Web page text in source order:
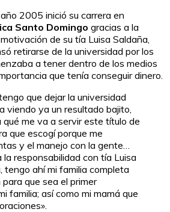
2005 inició su carrera en
Santo Domingo gracias a la
de su tía Luisa Saldaña,
retirarse de la universidad por los
a tener dentro de los medios
que tenía conseguir dinero.
que dejar la universidad
viendo ya un resultado bajito,
qué me va a servir este título de
que escogí porque me
y el manejo con la gente…
la responsabilidad con tía Luisa
tengo ahí mi familia completa
que sea el primer
familia; así como mi mamá que